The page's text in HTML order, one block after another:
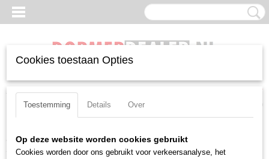
Inloggen Registreren UW WINKELWAGEN
Home >Beitels>Negatief>CN(MG)>Uitwendig
3225 P 12
Cookies toestaan Opties
Toestemming Details Over
Op deze website worden cookies gebruikt
Cookies worden door ons gebruikt voor verkeersanalyse, het